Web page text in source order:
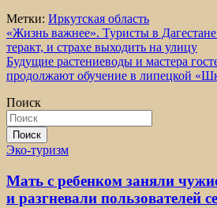
Метки: Иркутская область
Навигация
по
записям
«Жизнь важнее». Туристы в
теракт, и страхе выходить на улицу
Будущие растениеводы и мастера
продолжают обучение в липецкой
Поиск
Поиск
Эко-туризм
Мать с ребенком заняли
и разгневали пользователей